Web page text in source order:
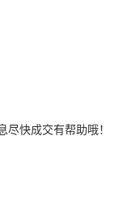
尽快成交有帮助哦！